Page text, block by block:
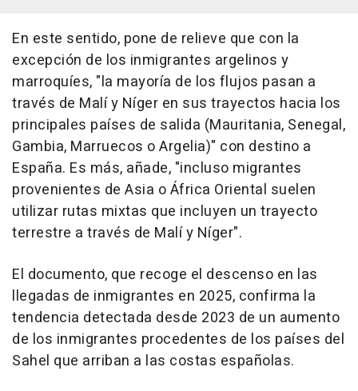
En este sentido, pone de relieve que con la
excepción de los inmigrantes argelinos y
marroquíes, "la mayoría de los flujos pasan a
través de Malí y Níger en sus trayectos hacia los
principales países de salida (Mauritania, Senegal,
Gambia, Marruecos o Argelia)" con destino a
España. Es más, añade, "incluso migrantes
provenientes de Asia o África Oriental suelen
utilizar rutas mixtas que incluyen un trayecto
terrestre a través de Malí y Níger".
El documento, que recoge el descenso en las
llegadas de inmigrantes en 2025, confirma la
tendencia detectada desde 2023 de un aumento
de los inmigrantes procedentes de los países del
Sahel que arriban a las costas españolas.